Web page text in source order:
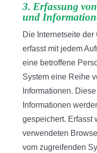
3. Erfassung
und
Die Internetseite
erfasst mit jedem
eine betroffene
System eine Reihe
Informationen.
Informationen
gespeichert. Erfasst
verwendeten
vom zugreifenden